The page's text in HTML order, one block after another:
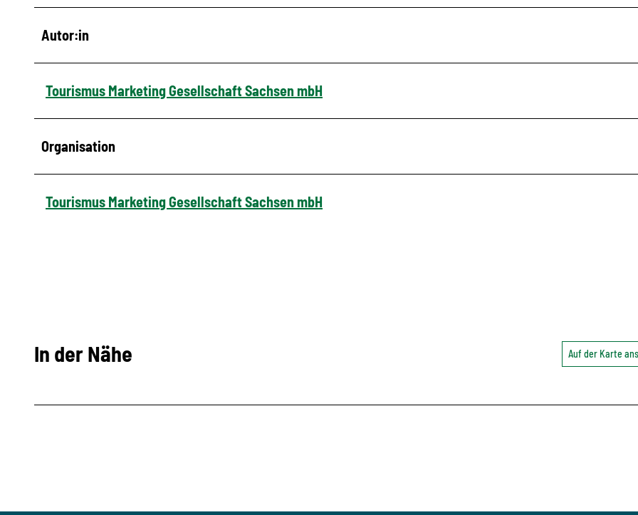
Autor:in
Tourismus Marketing Gesellschaft Sachsen mbH
Organisation
Tourismus Marketing Gesellschaft Sachsen mbH
In der Nähe Auf der Karte